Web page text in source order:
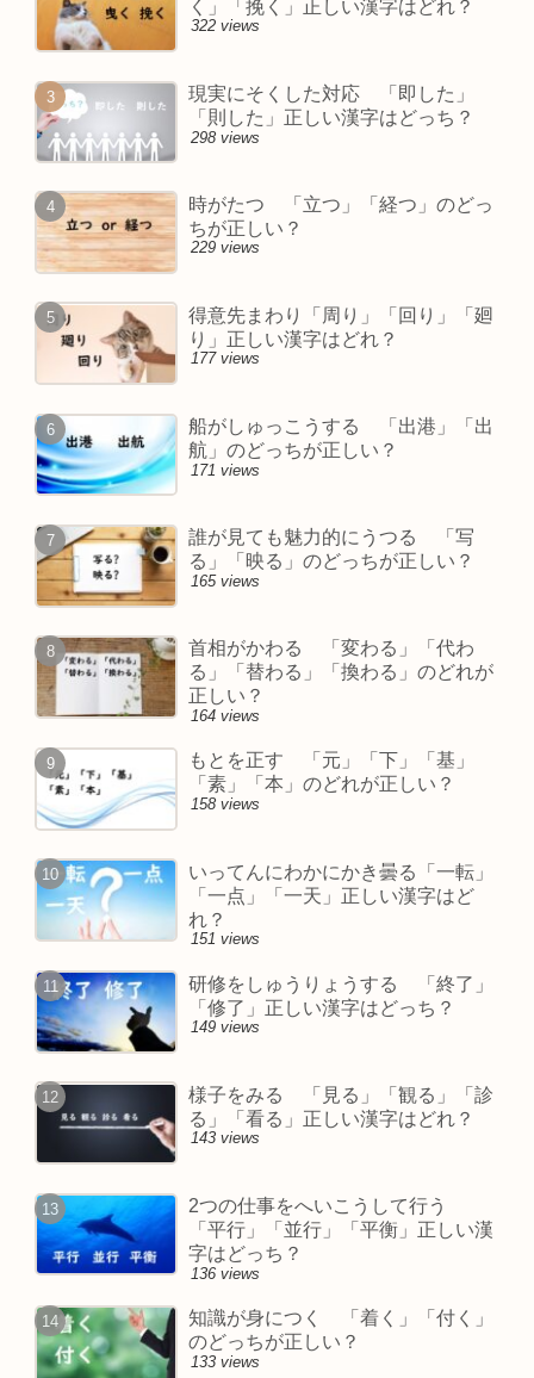
く」「挽く」正しい漢字はどれ？
322 views
現実にそくした対応 「即した」
「則した」正しい漢字はどっち？
298 views
時がたつ 「立つ」「経つ」のどっ
ちが正しい？
229 views
得意先まわり「周り」「回り」「廻
り」正しい漢字はどれ？
177 views
船がしゅっこうする 「出港」「出
航」のどっちが正しい？
171 views
誰が見ても魅力的にうつる 「写
る」「映る」のどっちが正しい？
165 views
首相がかわる 「変わる」「代わ
る」「替わる」「換わる」のどれが
正しい？
164 views
もとを正す 「元」「下」「基」
「素」「本」のどれが正しい？
158 views
いってんにわかにかき曇る「一転」
「一点」「一天」正しい漢字はど
れ？
151 views
研修をしゅうりょうする 「終了」
「修了」正しい漢字はどっち？
149 views
様子をみる 「見る」「観る」「診
る」「看る」正しい漢字はどれ？
143 views
2つの仕事をへいこうして行う
「平行」「並行」「平衡」正しい漢
字はどっち？
136 views
知識が身につく 「着く」「付く」
のどっちが正しい？
133 views